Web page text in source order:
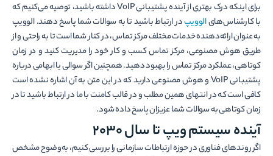
برای اینکه درک بهتری از آینده پشتیبانی VoIP داشته باشید، توصیه می‌کنیم که
با کارشناس‌هایالوویپدر ارتباط باشید تا به سوالات شما پاسخ دهند. الوویپ
به عنوان ارائه‌دهنده خدمات مختلف مرکز تماس، در کنار شما است تا به راحتی و از
طریق هوش مصنوعی، مرکز تماس کسب و کار خود را مدیریت کنید و در زمان
کوتاهی، عملکرد مرکز تماس را بهبود دهید. همچنین اگر سوالی یا ابهامی‌ درباره
پشتیبانی VoIP و هوش مصنوعی دارید که در این متن به آن اشاره نشده است
کافی است که در انتهای همین مطلب و در قالب کامنت با ما در ارتباط باشید تا در
زمان کوتاهی به سوالات شما عزیزان پاسخ داده شود.
آینده سیستم ویپ تا سال 2030
اگر روندهای فناوری در حوزه ارتباطات سازمانی را بررسی کنیم، به‌وضوح مشخص